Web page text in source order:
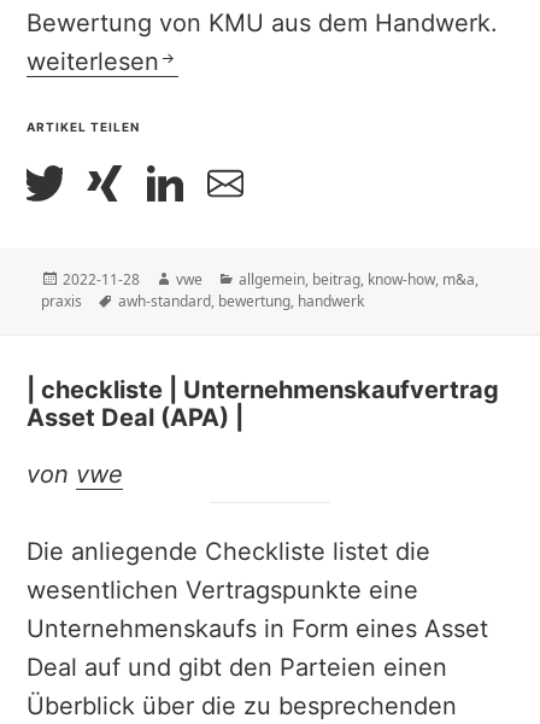
Bewertung von KMU aus dem Handwerk.
| know-how | Thema Bewertung nach dem
weiterlesen
ARTIKEL TEILEN
Veröffentlicht
am
2022-11-28 Autor
vwe Kategorien
allgemein, beitrag, know-how, m&a,
praxis
Schlagwörter
awh-standard, bewertung, handwerk
| checkliste | Unternehmenskaufvertrag
Asset Deal (APA) |
von vwe
Die anliegende Checkliste listet die
wesentlichen Vertragspunkte eine
Unternehmenskaufs in Form eines Asset
Deal auf und gibt den Parteien einen
Überblick über die zu besprechenden